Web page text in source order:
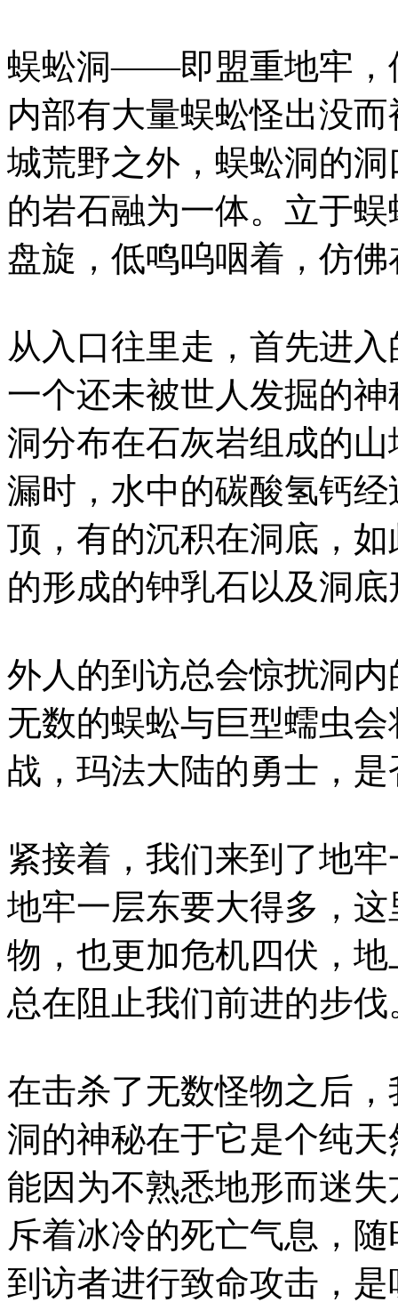
蜈蚣洞——即盟重地牢，
内部有大量蜈蚣怪出没
城荒野之外，蜈蚣洞的
的岩石融为一体。立于
盘旋，低鸣呜咽着，仿
从入口往里走，首先进
一个还未被世人发掘的
洞分布在石灰岩组成的
漏时，水中的碳酸氢钙
顶，有的沉积在洞底，
的形成的钟乳石以及洞
外人的到访总会惊扰洞
无数的蜈蚣与巨型蠕虫
战，玛法大陆的勇士，
紧接着，我们来到了地
地牢一层东要大得多，
物，也更加危机四伏，
总在阻止我们前进的步伐
在击杀了无数怪物之后
洞的神秘在于它是个纯
能因为不熟悉地形而迷
斥着冰冷的死亡气息，
到访者进行致命攻击，